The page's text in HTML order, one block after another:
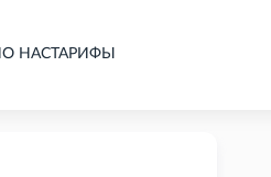
О НАСТАРИФЫ